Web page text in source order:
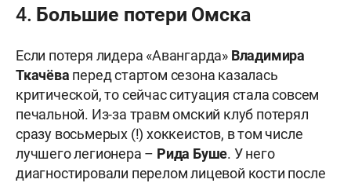
4. Большие потери Омска
Если потеря лидера «Авангарда» Владимира
Ткачёва перед стартом сезона казалась
критической, то сейчас ситуация стала совсем
печальной. Из-за травм омский клуб потерял
сразу восьмерых (!) хоккеистов, в том числе
лучшего легионера – Рида Буше. У него
диагностировали перелом лицевой кости после